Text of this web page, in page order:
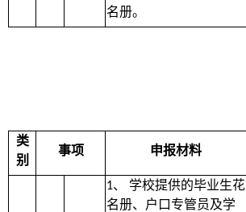
名册。
类
别
事项 申报材料
1、
学校提供的毕业生花
名册、户口专管员及学